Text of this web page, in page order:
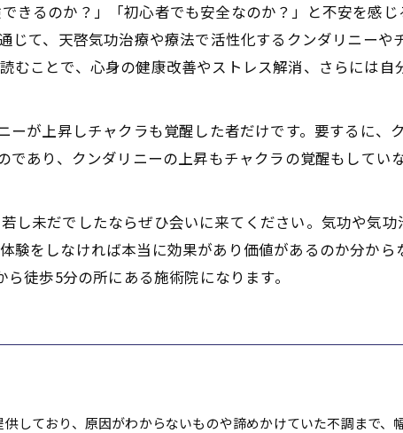
きるのか？」「初心者でも安全なのか？」と不安を感
て、天啓気功治療や療法で活性化するクンダリニーや
むことで、心身の健康改善やストレス解消、さらには自
が上昇しチャクラも覚醒した者だけです。要するに、
あり、クンダリニーの上昇もチャクラの覚醒もしてい
し未だでしたならぜひ会いに来てください。気功や気
験をしなければ本当に効果があり価値があるのか分から
徒歩5分の所にある施術院になります。
しており、原因がわからないものや諦めかけていた不調まで、